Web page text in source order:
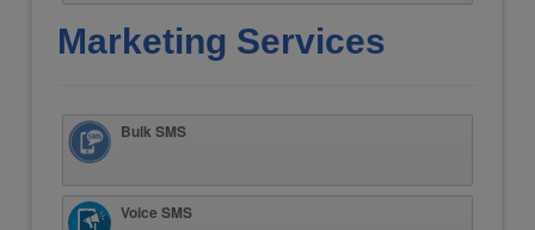
Marketing Services
Bulk SMS
Voice SMS